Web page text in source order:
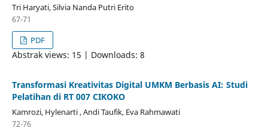
Tri Haryati, Silvia Nanda Putri Erito
67-71
PDF
Abstrak views: 15 | Downloads: 8
Transformasi Kreativitas Digital UMKM Berbasis AI: Studi
Pelatihan di RT 007 CIKOKO
Kamrozi, Hylenarti , Andi Taufik, Eva Rahmawati
72-76